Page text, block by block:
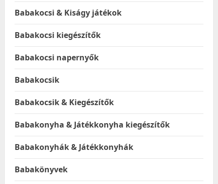
Babakocsi & Kiságy játékok
Babakocsi kiegészítők
Babakocsi napernyők
Babakocsik
Babakocsik & Kiegészítők
Babakonyha & Játékkonyha kiegészítők
Babakonyhák & Játékkonyhák
Babakönyvek